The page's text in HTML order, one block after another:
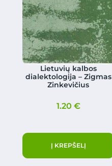
Lietuvių kalbos
dialektologija – Zigmas
Zinkevičius
1.20 €
Į KREPŠELĮ